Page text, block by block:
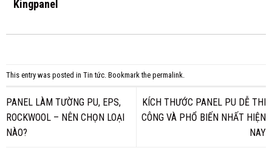
Kingpanel
This entry was posted in Tin tức . Bookmark the permalink
PANEL LÀM TƯỜNG PU, EPS,
ROCKWOOL – NÊN CHỌN LOẠI
NÀO?
KÍCH THƯỚC PANEL PU DỄ THI
CÔNG VÀ PHỔ BIẾN NHẤT HIỆN
NAY